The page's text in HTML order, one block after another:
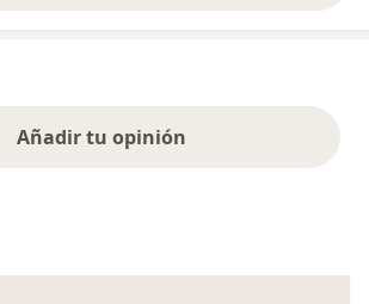
Añadir tu opinión